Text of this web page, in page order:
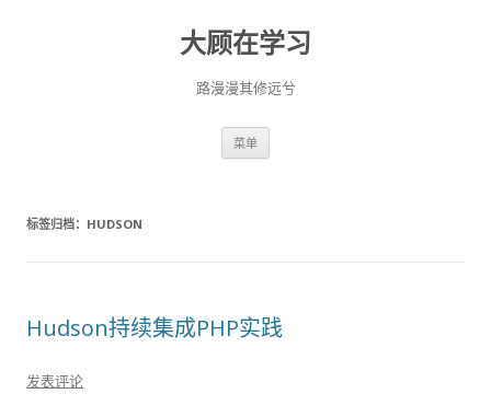
大顾在学习
路漫漫其修远兮
菜单
标签归档： HUDSON
Hudson持续集成PHP实践
发表评论